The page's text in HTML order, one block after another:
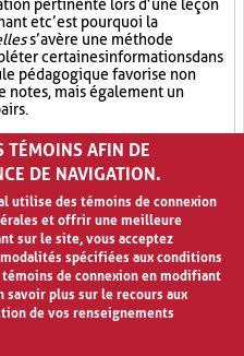
pertinente lors d’une leçon
et c’est pourquoi la
s’avère une méthode
certaines informations dans
pédagogique favorise non
notes, mais également un
Analyse critique (12)
TÉMOINS AFIN DE
DE NAVIGATION.
utilise des témoins de connexion
et offrir une meilleure
sur le site, vous acceptez
spécifiées aux conditions
de connexion en modifiant
savoir plus sur le recours aux
de vos renseignements